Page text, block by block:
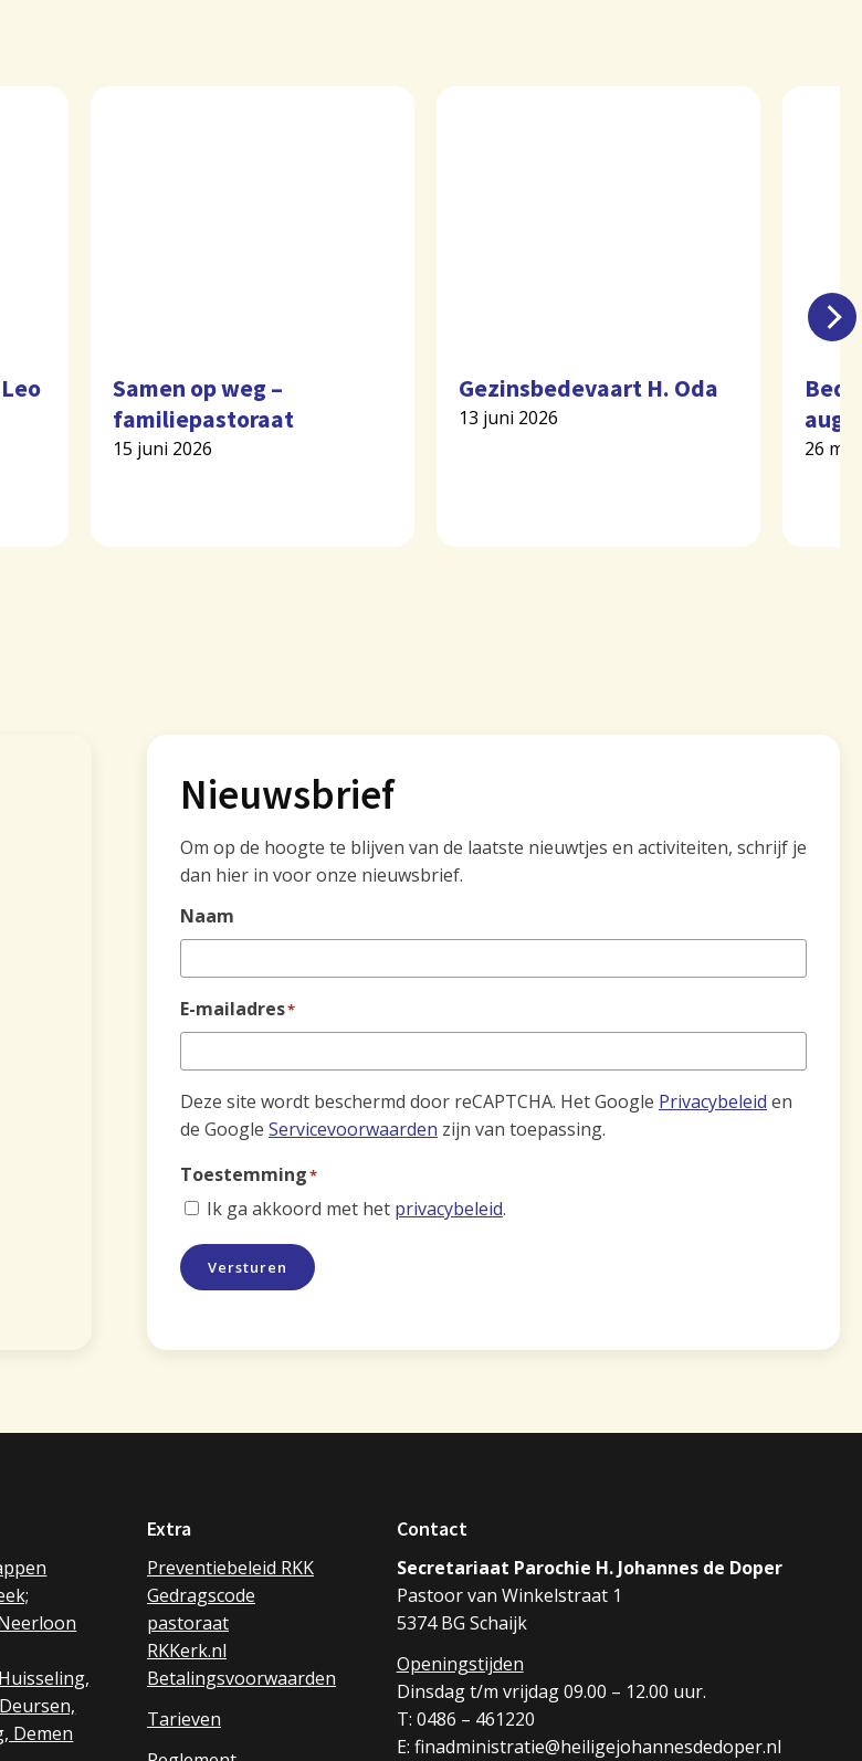
Samen op weg –
familiepastoraat
15 juni 2026
Gezinsbedevaart H. Oda
13 juni 2026
26
Nieuwsbrief
Om op de hoogte te blijven van de laatste nieuwtjes en activiteiten, schrijf je
dan hier in voor onze nieuwsbrief.
Naam
E-mailadres*
Deze site wordt beschermd door reCAPTCHA. Het Google Privacybeleid en
de Google Servicevoorwaarden zijn van toepassing.
Toestemming*
Ik ga akkoord met het privacybeleid.
Versturen
Demen
Extra
Preventiebeleid RKK
Gedragscode
pastoraat
RKKerk.nl
Betalingsvoorwaarden
Tarieven
Contact
Secretariaat Parochie H. Johannes de Doper
Pastoor van Winkelstraat 1
5374 BG Schaijk
Openingstijden
Dinsdag t/m vrijdag 09.00 – 12.00 uur.
T: 0486 – 461220
E: finadministratie@heiligejohannesdedoper.nl